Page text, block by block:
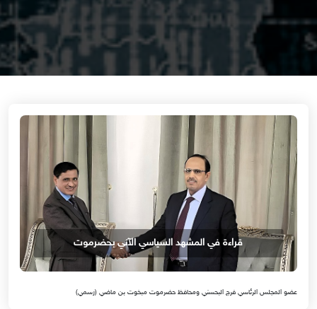
قراءة في المشهد السياسي الآني بحضرموت
عضو المجلس الرئاسي فرج البحسني ومحافظ حضرموت مبخوت بن ماضي (رسمي)